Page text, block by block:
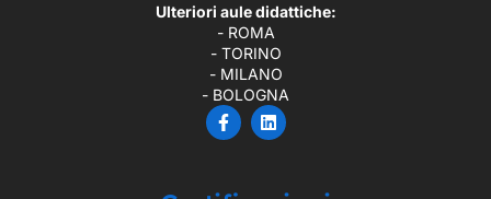
Ulteriori aule didattiche:
- ROMA
- TORINO
- MILANO
- BOLOGNA